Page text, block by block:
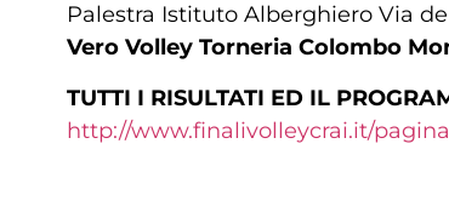
Palestra Istituto Alberghiero Via
Vero Volley Torneria Colombo
TUTTI I RISULTATI ED IL
http://www.finalivolleycrai.it/